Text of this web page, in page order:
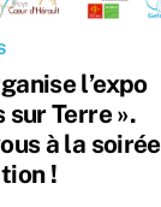
l’expo
sur Terre ».
à la soirée
!